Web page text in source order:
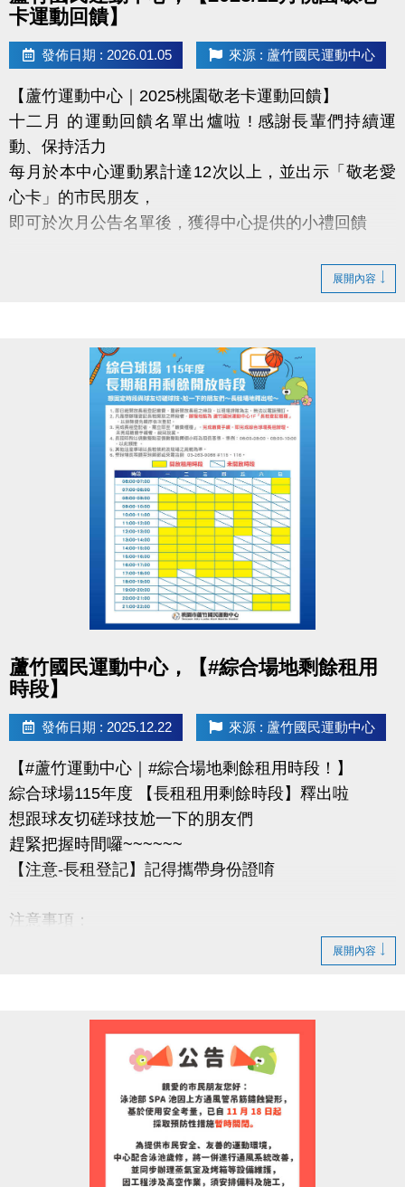
◆ 公益免費講座・限額30位
◆ 掃描 QR Code 填表報名，馬上卡位
◆ 報名連結：https://forms.gle/EtMsXpE4vdZeesNi9
卡運動回饋】
發佈日期 : 2026.01.05 來源 : 蘆竹國民運動中心
【蘆竹運動中心｜2025桃園敬老卡運動回饋】
十二月 的運動回饋名單出爐啦 ! 感謝長輩們持續運
動、保持活力
每月於本中心運動累計達12次以上，並出示「敬老愛
心卡」的市民朋友，
即可於次月公告名單後，獲得中心提供的小禮回饋
持續運動不僅讓身體更健康，
還能感受滿滿的鼓勵與心意
桃園市蘆竹國民運動中心
洽詢專線：03-2639066 #112 (客服部)
官網 :
https://www.lzsports.com.tw/zh_TW/news/pageID/1/
FB : 桃園市蘆竹國民運動中心
IG : @luzhusports
展開內容
蘆竹國民運動中心，【#綜合場地剩餘租用
時段】
發佈日期 : 2025.12.22 來源 : 蘆竹國民運動中心
【#蘆竹運動中心｜#綜合場地剩餘租用時段！】
綜合球場115年度 【長租租用剩餘時段】釋出啦
想跟球友切磋球技尬一下的朋友們
趕緊把握時間囉~~~~~~
【注意-長租登記】記得攜帶身份證唷
注意事項：
2.重新開放長租之時段，以現場排隊為主，無法以電
3.凡是想辦理長租開放之時段者，登記地點為「長租
登記櫃檯」，以排隊優先順序依次登記。
4.完成長租登記者，需立即至「繳費櫃檯」，完成繳
費手續，始完成綜合球場長租辦理。未完成繳費手續
5.長租時段以偶數整點至偶數整點兩個小時為租借基
準，例：06:00-08:00、08:00-10:00，以此類推。
展開內容